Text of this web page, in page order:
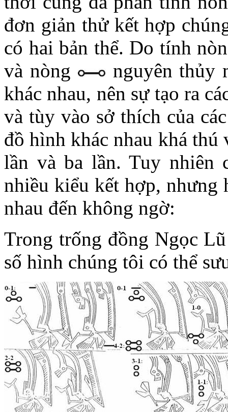
đơn giản thử kết hợp
có hai bản thể. Do tính
và nòng
nguyên thủy
khác nhau, nên sự tạo ra
và tùy vào sở thích của
đồ hình khác nhau khá thú
lần và ba lần. Tuy nhiên
nhiều kiểu kết hợp,
nhau đến không ngờ:
Trong trống đồng Ngọc
số hình chúng tôi có thể